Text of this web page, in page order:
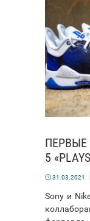
ПЕРВЫЕ
5
31.03.2021
Sony и